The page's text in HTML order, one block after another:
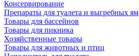
Консервирование
Препараты для туалета и выгребных ям
Товары для бассейнов
Товары для пикника
Хозяйственные товары
Товары для животных и птиц